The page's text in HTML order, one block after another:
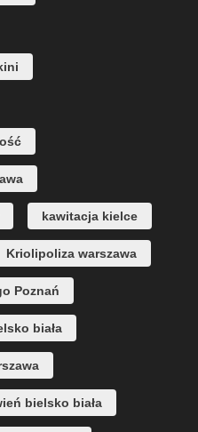
kawitacja kielce
Kriolipoliza warszawa
Poznań
biała
bielsko biała